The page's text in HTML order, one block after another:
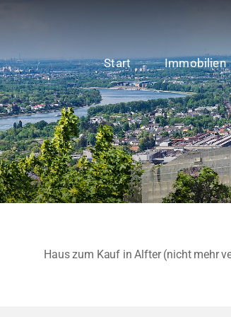
Start Immobilien
Haus zum Kauf in Alfter (nicht mehr